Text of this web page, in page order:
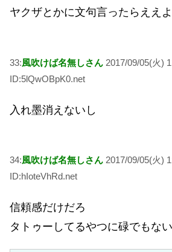
ヤクザとかに文句言ったらええよ
33:風吹けば名無しさん 2017/09/05(火)
ID:5lQwOBpK0.net
入れ墨消えないし
34:風吹けば名無しさん 2017/09/05(火)
ID:hIoteVhRd.net
信頼感だけだろ
タトゥーしてるやつに碌でもな